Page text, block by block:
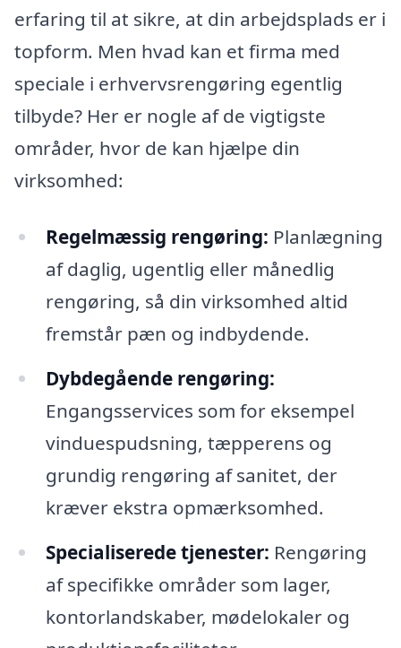
erfaring til at sikre, at din arbejdsplads er i
topform. Men hvad kan et firma med
speciale i erhvervsrengøring egentlig
tilbyde? Her er nogle af de vigtigste
områder, hvor de kan hjælpe din
virksomhed:
Regelmæssig rengøring: Planlægning
af daglig, ugentlig eller månedlig
rengøring, så din virksomhed altid
fremstår pæn og indbydende.
Dybdegående rengøring:
Engangsservices som for eksempel
vinduespudsning, tæpperens og
grundig rengøring af sanitet, der
kræver ekstra opmærksomhed.
Specialiserede tjenester: Rengøring
af specifikke områder som lager,
kontorlandskaber, mødelokaler og